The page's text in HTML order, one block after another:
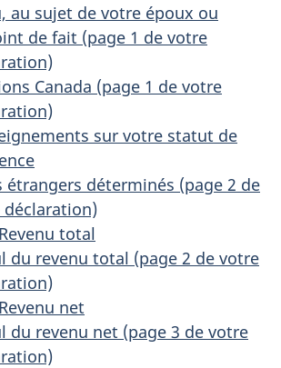
au sujet de votre époux ou
de fait (page 1 de votre
Canada (page 1 de votre
sur votre statut de
étrangers déterminés (page 2 de
total
du revenu total (page 2 de votre
net
du revenu net (page 3 de votre